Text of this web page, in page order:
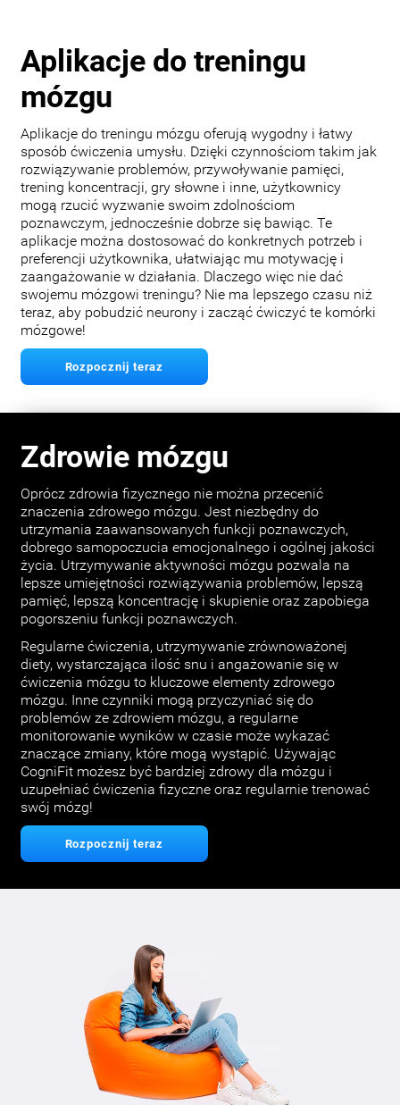
Aplikacje do treningu
mózgu
Aplikacje do treningu mózgu oferują wygodny i łatwy
sposób ćwiczenia umysłu. Dzięki czynnościom takim jak
rozwiązywanie problemów, przywoływanie pamięci,
trening koncentracji, gry słowne i inne, użytkownicy
mogą rzucić wyzwanie swoim zdolnościom
poznawczym, jednocześnie dobrze się bawiąc. Te
aplikacje można dostosować do konkretnych potrzeb i
preferencji użytkownika, ułatwiając mu motywację i
zaangażowanie w działania. Dlaczego więc nie dać
swojemu mózgowi treningu? Nie ma lepszego czasu niż
teraz, aby pobudzić neurony i zacząć ćwiczyć te komórki
mózgowe!
Rozpocznij teraz
Zdrowie mózgu
Oprócz zdrowia fizycznego nie można przecenić
znaczenia zdrowego mózgu. Jest niezbędny do
utrzymania zaawansowanych funkcji poznawczych,
dobrego samopoczucia emocjonalnego i ogólnej jakości
życia. Utrzymywanie aktywności mózgu pozwala na
lepsze umiejętności rozwiązywania problemów, lepszą
pamięć, lepszą koncentrację i skupienie oraz zapobiega
pogorszeniu funkcji poznawczych.
Regularne ćwiczenia, utrzymywanie zrównoważonej
diety, wystarczająca ilość snu i angażowanie się w
ćwiczenia mózgu to kluczowe elementy zdrowego
mózgu. Inne czynniki mogą przyczyniać się do
problemów ze zdrowiem mózgu, a regularne
monitorowanie wyników w czasie może wykazać
znaczące zmiany, które mogą wystąpić. Używając
CogniFit możesz być bardziej zdrowy dla mózgu i
uzupełniać ćwiczenia fizyczne oraz regularnie trenować
swój mózg!
Rozpocznij teraz